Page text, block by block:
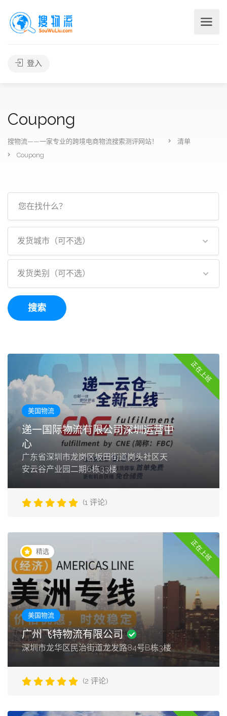
登入
Coupong
搜物流——一家专业的跨境电商物流搜索测评网站！
清单
Coupong
发货城市（可不选）
发货类别（可不选）
搜索
正在上班
美国物流
递一国际物流有限公司深圳运营中
心
广东省深圳市龙岗区坂田街道岗头社区天
安云谷产业园二期6栋33楼
(1 评论)
精选 正在上班
美国物流
广州飞特物流有限公司
深圳市龙华区民治街道龙发路84号B栋3楼
(2 评论)